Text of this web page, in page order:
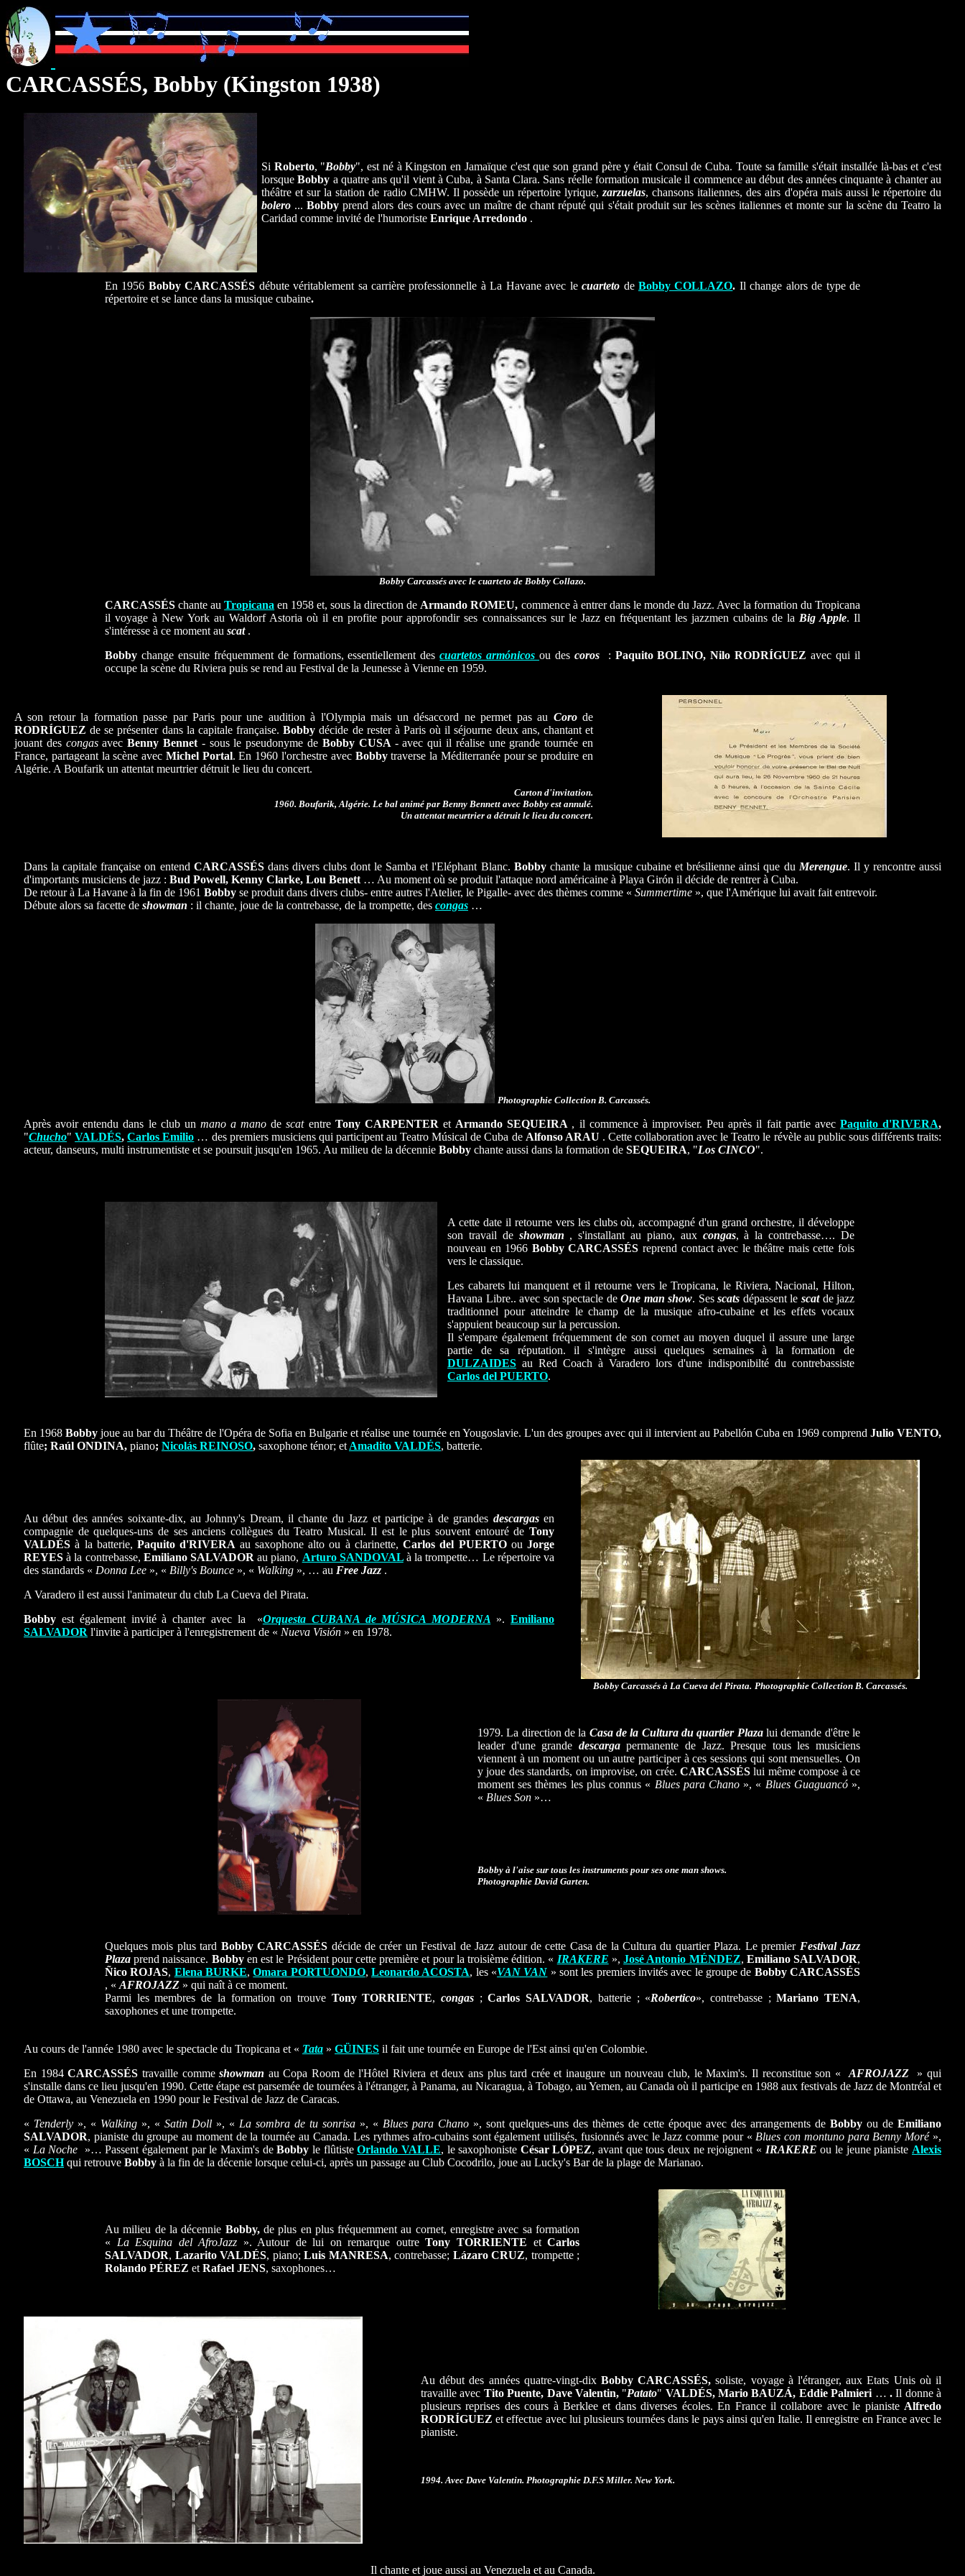
CARCASSÉS, Bobby (Kingston 1938)
Si Roberto, "Bobby", est né à Kingston en Jamaïque c'est que son grand père y était Consul de Cuba. Toute sa famille s'était installée là-bas et c'est
lorsqueBobby a quatre ans qu'il vient à Cuba, à Santa Clara. Sans réelle formation musicale il commence au début des années cinquante à chanter au
théâtre et sur la station de radio CMHW. Il possède un répertoire lyrique,zarzuelas, chansons italiennes, des airs d'opéra mais aussi le répertoire du
bolero ...Bobby prend alors des cours avec un maître de chant réputé qui s'était produit sur les scènes italiennes et monte sur la scène du Teatro la
Caridad comme invité de l'humoriste Enrique Arredondo .
En 1956 Bobby CARCASSÉS débute véritablement sa carrière professionnelle à La Havane avec lecuarteto de Bobby COLLAZO. Il change alors de type de
répertoire et se lance dans la musique cubaine.
Bobby Carcassés avec le cuarteto de Bobby Collazo.
CARCASSÉS chante auTropicana en 1958 et, sous la direction de Armando ROMEU, commence à entrer dans le monde du Jazz. Avec la formation du Tropicana
il voyage à New York au Waldorf Astoria où il en profite pour approfondir ses connaissances sur le Jazz en fréquentant les jazzmen cubains de la Big Apple. Il
s'intéresse à ce moment au scat .
Bobby change ensuite fréquemment de formations, essentiellement descuartetos armónicosou des coros : Paquito BOLINO, Nilo RODRÍGUEZ avec qui il
occupe la scène du Riviera puis se rend au Festival de la Jeunesse à Vienne en 1959.
A son retour la formation passe par Paris pour une audition à l'Olympia mais un désaccord ne permet pas au Corode
RODRÍGUEZ de se présenter dans la capitale française.Bobbydécide de rester à Paris où il séjourne deux ans, chantant et
jouant des congasavecBenny Bennet - sous le pseudonyme de Bobby CUSA - avec qui il réalise une grande tournée en
France, partageant la scène avec Michel Portal. En 1960 l'orchestre avec Bobbytraverse la Méditerranée pour se produire en
Algérie. A Boufarik un attentat meurtrier détruit le lieu du concert.
Carton d'invitation.
1960. Boufarik, Algérie. Le bal animé par Benny Bennett avec Bobby est annulé.
Un attentat meurtrier a détruit le lieu du concert.
Dans la capitale française on entend CARCASSÉS dans divers clubs dont le Samba et l'Eléphant Blanc. Bobbychante la musique cubaine et brésilienne ainsi que du Merengue. Il y rencontre aussi
d'importants musiciens de jazz : Bud Powell, Kenny Clarke, Lou Benett … Au moment où se produit l'attaque nord américaine à Playa Girón il décide de rentrer à Cuba.
De retour à La Havane à la fin de 1961 Bobby se produit dans divers clubs- entre autres l'Atelier, le Pigalle- avec des thèmes comme « Summertime », que l'Amérique lui avait fait entrevoir.
Débute alors sa facette de showman : il chante, joue de la contrebasse, de la trompette, des congas …
Photographie Collection B. Carcassés.
Après avoir entendu dans le club un mano a manodescat entre Tony CARPENTERet Armando SEQUEIRA , il commence à improviser. Peu après il fait partie avec Paquito d'RIVERA,
"Chucho" VALDÉS,Carlos Emilio … des premiers musiciens qui participent au Teatro Músical de Cuba de Alfonso ARAU . Cette collaboration avec le Teatro le révèle au public sous différents traits:
acteur, danseurs, multi instrumentiste et se poursuit jusqu'en 1965. Au milieu de la décennie Bobby chante aussi dans la formation de SEQUEIRA, "Los CINCO".
A cette date il retourne vers les clubs où, accompagné d'un grand orchestre, il développe
son travail de showman , s'installant au piano, aux congas, à la contrebasse…. De
nouveau en 1966 Bobby CARCASSÉS reprend contact avec le théâtre mais cette fois
vers le classique.
Les cabarets lui manquent et il retourne vers le Tropicana, le Riviera, Nacional, Hilton,
Havana Libre.. avec son spectacle deOne man show. Sesscats dépassent le scat de jazz
traditionnel pour atteindre le champ de la musique afro-cubaine et les effets vocaux
s'appuient beaucoup sur la percussion.
Il s'empare également fréquemment de son cornet au moyen duquel il assure une large
partie de sa réputation. il s'intègre aussi quelques semaines à la formation de
DULZAIDES au Red Coach à Varadero lors d'une indisponibilté du contrebassiste
Carlos del PUERTO.
En 1968Bobby joue au bar du Théâtre de l'Opéra de Sofia en Bulgarie et réalise une tournée en Yougoslavie. L'un des groupes avec qui il intervient au Pabellón Cuba en 1969 comprend Julio VENTO,
flûte; Raúl ONDINA, piano; Nicolás REINOSO, saxophone ténor; et Amadito VALDÉS, batterie.
Au début des années soixante-dix, au Johnny's Dream, il chante du Jazz et participe à de grandes descargas en
compagnie de quelques-uns de ses anciens collègues du Teatro Musical. Il est le plus souvent entouré de Tony
VALDÉSà la batterie, Paquito d'RIVERA au saxophone alto ou à clarinette, Carlos del PUERTO ou Jorge
REYESà la contrebasse, Emiliano SALVADORau piano, Arturo SANDOVAL à la trompette… Le répertoire va
des standards « Donna Lee », « Billy's Bounce », « Walking », … au Free Jazz .
A Varadero il est aussi l'animateur du club La Cueva del Pirata.
Bobby est également invité à chanter avec la «Orquesta CUBANA de MÚSICA MODERNA ».Emiliano
SALVADOR l'invite à participer à l'enregistrement de « Nueva Visión » en 1978.
Bobby Carcassés à La Cueva del Pirata. Photographie Collection B. Carcassés.
1979. La direction de la Casa de la Cultura du quartier Plazalui demande d'être le
leader d'une grande descarga permanente de Jazz. Presque tous les musiciens
viennent à un moment ou un autre participer à ces sessions qui sont mensuelles. On
y joue des standards, on improvise, on crée.CARCASSÉSlui même compose à ce
moment ses thèmes les plus connus « Blues para Chano », « Blues Guaguancó »,
« Blues Son »…
Bobby à l'aise sur tous les instruments pour ses one man shows.
Photographie David Garten.
Quelques mois plus tard Bobby CARCASSÉS décide de créer un Festival de Jazz autour de cette Casa de la Cultura du quartier Plaza. Le premier Festival Jazz
Plaza prend naissance. Bobby en est le Président pour cette première et pour la troisième édition. « IRAKERE »,José Antonio MÉNDEZ, Emiliano SALVADOR,
Ñico ROJAS, Elena BURKE,Omara PORTUONDO,Leonardo ACOSTA, les «VAN VAN » sont les premiers invités avec le groupe de Bobby CARCASSÉS
, « AFROJAZZ » qui naît à ce moment.
Parmi les membres de la formation on trouve Tony TORRIENTE,congas ;Carlos SALVADOR, batterie ; «Robertico», contrebasse ;Mariano TENA,
saxophones et une trompette.
Au cours de l'année 1980 avec le spectacle du Tropicana et « Tata » GÜINES il fait une tournée en Europe de l'Est ainsi qu'en Colombie.
En 1984CARCASSÉS travaille commeshowman au Copa Room de l'Hôtel Riviera et deux ans plus tard crée et inaugure un nouveau club, le Maxim's. Il reconstitue son «AFROJAZZ
» qui
s'installe dans ce lieu jusqu'en 1990. Cette étape est parsemée de tournées à l'étranger, à Panama, au Nicaragua, à Tobago, au Yemen, au Canada où il participe en 1988 aux festivals de Jazz de Montréal et
de Ottawa, au Venezuela en 1990 pour le Festival de Jazz de Caracas.
« Tenderly », « Walking », « Satin Doll », « La sombra de tu sonrisa », « Blues para Chano », sont quelques-uns des thèmes de cette époque avec des arrangements de Bobby ou de Emiliano
SALVADOR, pianiste du groupe au moment de la tournée au Canada. Les rythmes afro-cubains sont également utilisés, fusionnés avec le Jazz comme pour « Blues con montuno para Benny Moré »,
« La Noche »… Passent également par le Maxim's deBobby le flûtisteOrlando VALLE, le saxophoniste César LÓPEZ, avant que tous deux ne rejoignent « IRAKERE ou le jeune pianiste Alexis
BOSCHqui retrouve Bobby à la fin de la décenie lorsque celui-ci, après un passage au Club Cocodrilo, joue au Lucky's Bar de la plage de Marianao.
Au milieu de la décennie Bobby, de plus en plus fréquemment au cornet, enregistre avec sa formation
« La Esquina del AfroJazz ». Autour de lui on remarque outreTony TORRIENTE etCarlos
SALVADOR, Lazarito VALDÉS, piano; Luis MANRESA, contrebasse; Lázaro CRUZ, trompette ;
Rolando PÉREZ et Rafael JENS, saxophones…
Au début des années quatre-vingt-dix Bobby CARCASSÉS,soliste, voyage à l'étranger, aux Etats Unis où il
travaille avec Tito Puente, Dave Valentin, "Patato" VALDÉS, Mario BAUZÁ, Eddie Palmieri … .Il donne à
plusieurs reprises des cours à Berklee et dans diverses écoles. En France il collabore avec le pianiste Alfredo
RODRÍGUEZet effectue avec lui plusieurs tournées dans le pays ainsi qu'en Italie. Il enregistre en France avec le
pianiste.
1994. Avec Dave Valentin. Photographie D.F.S Miller. New York.
Il chante et joue aussi au Venezuela et au Canada.